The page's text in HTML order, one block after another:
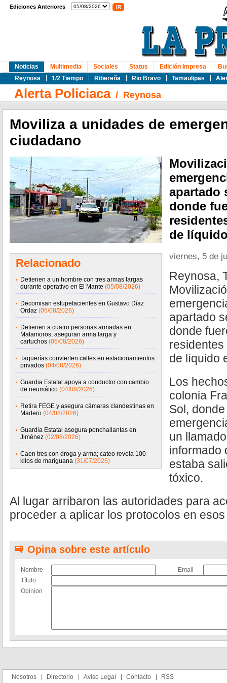
Ediciones Anteriores
Noticias
Reynosa
1/2 Tiempo Ribereña Rio Bravo Tamaulipas
Multimedia Sociales Status Edición Impresa
Alerta Policiaca/ Reynosa
Moviliza a unidades de
ciudadano
Relacionado
Detienen a un hombre con tres armas largas
durante operativo en El Mante (05/08/2026)
Decomisan estupefacientes en Gustavo Díaz
Ordaz (05/08/2026)
Detienen a cuatro personas armadas en
Matamoros; aseguran arma larga y
cartuchos (05/08/2026)
Taquerías convierten calles en estacionamientos
privados (04/08/2026)
Guardia Estatal apoya a conductor con cambio
de neumático (04/08/2026)
Retira FEGE y asegura cámaras clandestinas en
Madero (04/08/2026)
Guardia Estatal asegura ponchallantas en
Jiménez (02/08/2026)
Caen tres con droga y arma; cateo revela 100
kilos de mariguana (31/07/2026)
apartado
donde
de
viernes, 5 de
Reynosa,
apartado
donde
de líquido
Los
colonia
Sol,
un
informado
estaba
tóxico.
Al lugar arribaron las autoridades para
proceder a aplicar los protocolos en
Opina sobre este artículo
Nombre
Email
Título
Opinion
Nosotros Directorio Aviso Legal Contacto RSS